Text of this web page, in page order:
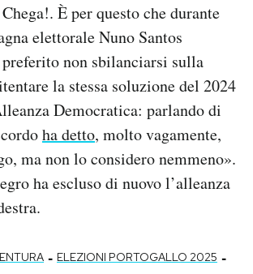
È per questo che durante
elettorale Nuno Santos
non sbilanciarsi sulla
la stessa soluzione del 2024
Democratica: parlando di
ha detto, molto vagamente,
ma non lo considero nemmeno».
ha escluso di nuovo l’alleanza
- ELEZIONI PORTOGALLO 2025 -